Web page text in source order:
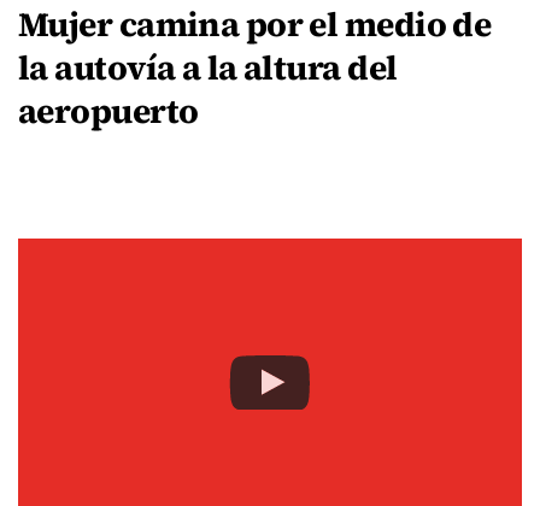
Mujer camina por el medio de
la autovía a la altura del
aeropuerto